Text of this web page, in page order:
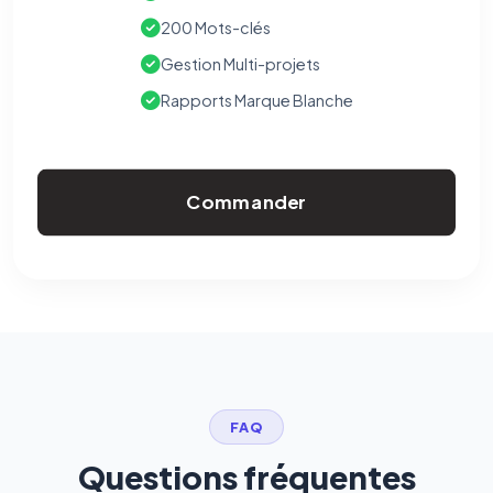
200 Mots-clés
Gestion Multi-projets
Rapports Marque Blanche
Commander
FAQ
Questions fréquentes